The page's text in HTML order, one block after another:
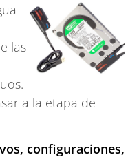
las
a la etapa de
configuraciones,